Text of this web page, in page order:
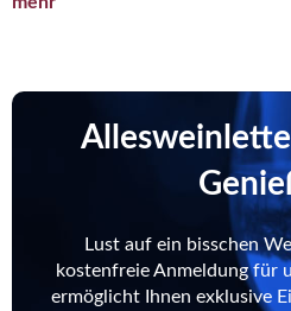
Lust auf ein bisschen
kostenfreie Anmeldung für
ermöglicht Ihnen exklusive